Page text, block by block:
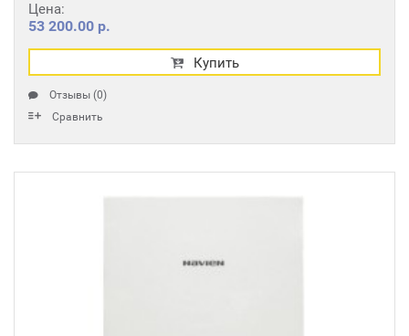
Цена:
53 200.00 р.
Купить
Отзывы (0)
Сравнить